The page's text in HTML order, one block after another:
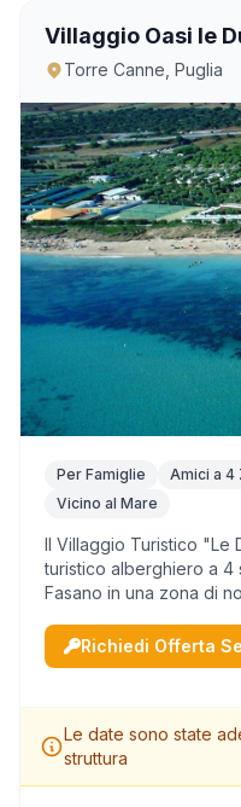
Villaggio Oasi le
Torre Canne, Puglia
Per Famiglie Amici a 4
Vicino al Mare
II Villaggio Turistico "Le
turistico alberghiero a 4
Fasano in una zona di
affaccia direttamente sul
Richiedi Offerta
Le date sono state
struttura